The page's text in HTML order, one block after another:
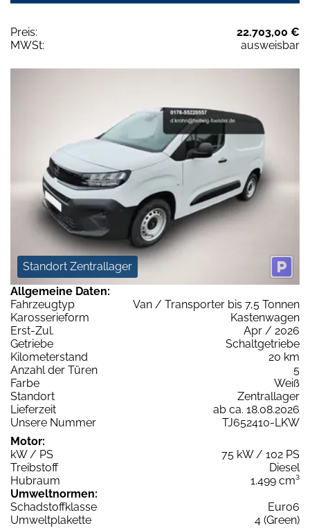
Preis:
22.703,00 €
MWSt:
ausweisbar
Standort Zentrallager
Allgemeine Daten:
Fahrzeugtyp
Van / Transporter bis 7,5 Tonnen
Karosserieform
Kastenwagen
Erst-Zul.
Apr / 2026
Getriebe
Schaltgetriebe
Kilometerstand
20 km
Anzahl der Türen
5
Farbe
Weiß
Standort
Zentrallager
Lieferzeit
ab ca. 18.08.2026
Unsere Nummer
TJ652410-LKW
Motor:
kW / PS
75 kW / 102 PS
Treibstoff
Diesel
Hubraum
1.499 cm³
Umweltnormen:
Schadstoffklasse
Euro6
Umweltplakette
4 (Green)